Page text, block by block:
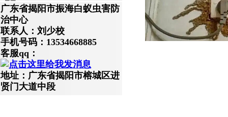
广东省揭阳市振海白蚁虫害防
治中心
联系人：刘少校
手机号码：13534668885
客服qq：
地址：广东省揭阳市榕城区进
贤门大道中段